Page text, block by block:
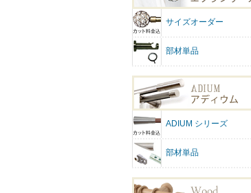
サイズオーダー
部材単品
ADIUM シリーズ
部材単品